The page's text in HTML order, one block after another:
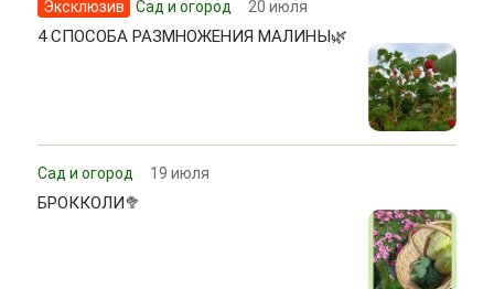
Эксклюзив Сад и огород 20 июля
4 СПОСОБА РАЗМНОЖЕНИЯ МАЛИНЫ🌿
Сад и огород 19 июля
БРОККОЛИ🥦